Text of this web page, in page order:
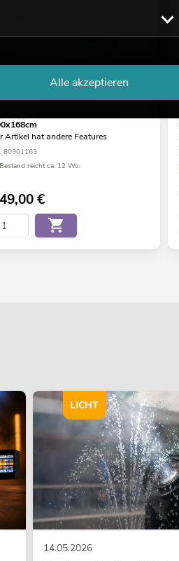
Artikel hat andere Features
80901163
Bestand reicht ca. 12 Wo.
€
14.05.2026
LICHT
Alle akzeptieren